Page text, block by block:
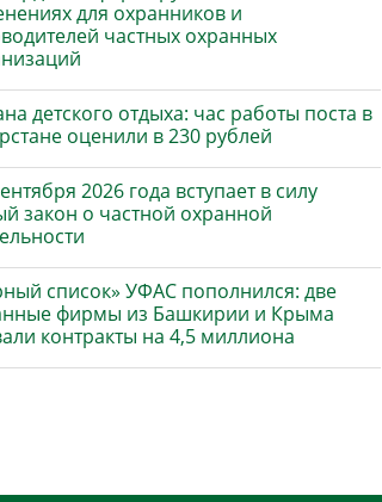
для охранников и
частных охранных
детского отдыха: час работы поста в
оценили в 230 рублей
2026 года вступает в силу
закон о частной охранной
список» УФАС пополнился: две
фирмы из Башкирии и Крыма
контракты на 4,5 миллиона